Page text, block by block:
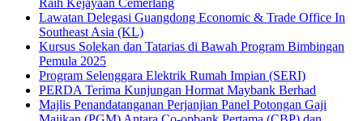
Lawatan Delegasi Guangdong Economic & Trade Office In
Southeast Asia (KL)
Kursus Solekan dan Tatarias di Bawah Program Bimbingan
Pemula 2025
Program Selenggara Elektrik Rumah Impian (SERI)
PERDA Terima Kunjungan Hormat Maybank Berhad
Majlis Penandatanganan Perjanjian Panel Potongan Gaji